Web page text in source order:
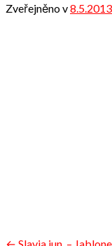
Zveřejněno v8.5.2013
← Slavia jun. –